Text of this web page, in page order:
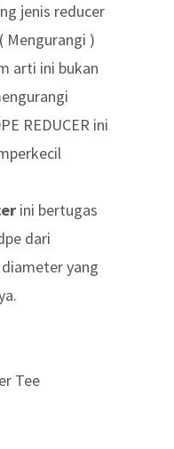
jenis reducer
Mengurangi )
arti ini bukan
REDUCER ini
ini bertugas
dari
yang
Tee